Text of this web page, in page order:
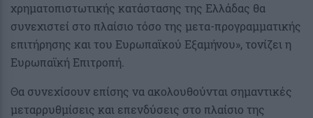
χρηματοπιστωτικής κατάστασης της Ελλάδας θα
συνεχιστεί στο πλαίσιο τόσο της μετα-προγραμματικής
επιτήρησης και του Ευρωπαϊκού Εξαμήνου», τονίζει η
Ευρωπαϊκή Επιτροπή.
Θα συνεχίσουν επίσης να ακολουθούνται σημαντικές
μεταρρυθμίσεις και επενδύσεις στο πλαίσιο της